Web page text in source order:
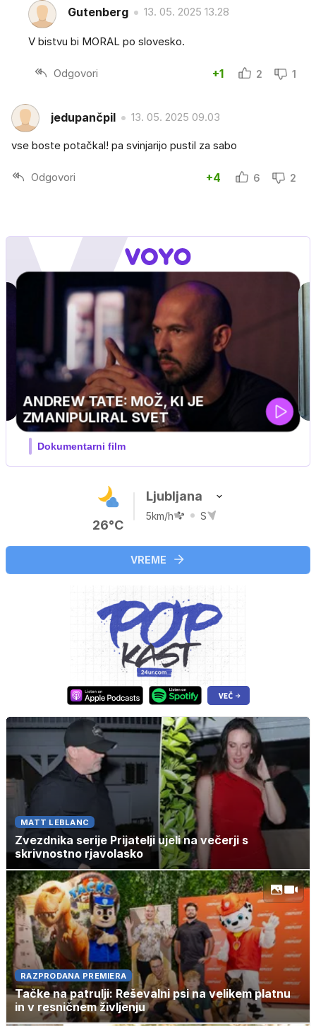
Gutenberg 13. 05. 2025 13.28
V bistvu bi MORAL po slovesko.
Odgovori +1 2 1
jedupančpil 13. 05. 2025 09.03
vse boste potačkal! pa svinjarijo pustil za sabo
Odgovori +4 6 2
MOJ PRIJATELJ PINGVIN
Film meseca / družinski, pustolovski
26°C
Ljubljana
5km/h S
VREME
MATT LEBLANC
Zvezdnika serije Prijatelji ujeli na večerji s
skrivnostno rjavolasko
RAZPRODANA PREMIERA
Tačke na patrulji: Reševalni psi na velikem platnu
in v resničnem življenju